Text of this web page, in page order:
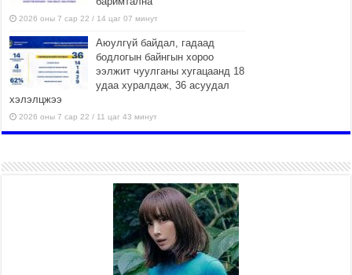
2026 оны 7 сар 22 / 14 цаг 07 минут
Аюулгүй байдал, гадаад
бодлогын байнгын хороо
ээлжит чуулганы хугацаанд 18
удаа хуралдаж, 36 асуудал
хэлэлцжээ
2026 оны 7 сар 22 / 11 цаг 43 минут
боломжтой-Хүүхэд хөгжүүлэх
төв” байгуулах төсөлд төр,
хувийн хэвшлийн түншлэлийн хүрээнд хамтран
ажиллахыг урьж байна
2026 оны 7 сар 22 / 9 цаг 28 минут
Б.Пүрэвдагва: “Урт цагаан”-ыг
залуучууд чөлөөт цагаа